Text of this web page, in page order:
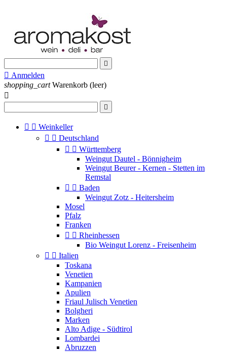

 Anmelden
shopping_cart Warenkorb (leer)


  Weinkeller
  Deutschland
  Württemberg
Weingut Dautel - Bönnigheim
Weingut Beurer - Kernen - Stetten im
Remstal
  Baden
Weingut Zotz - Heitersheim
Mosel
Pfalz
Franken
  Rheinhessen
Bio Weingut Lorenz - Freisenheim
  Italien
Toskana
Venetien
Kampanien
Apulien
Friaul Julisch Venetien
Bolgheri
Marken
Alto Adige - Südtirol
Lombardei
Abruzzen